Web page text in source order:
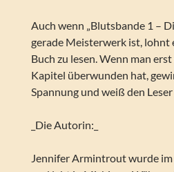
Auch wenn „Blutsbande 1 –
gerade Meisterwerk ist, lohnt
Buch zu lesen. Wenn man
Kapitel überwunden hat,
Spannung und weiß den
_Die Autorin:_
Jennifer Armintrout wurde